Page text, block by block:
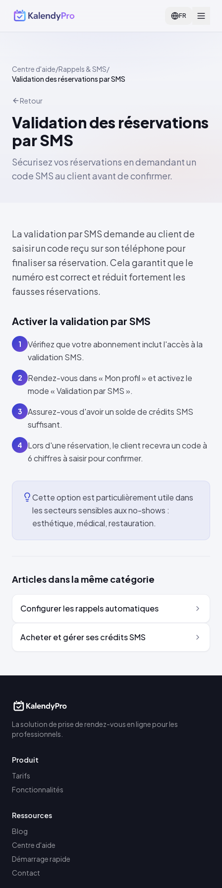
FR
Centre d'aide/Rappels & SMS/
Validation des réservations par SMS
Retour
Validation des réservations
par SMS
Sécurisez vos réservations en demandant un
code SMS au client avant de confirmer.
La validation par SMS demande au client de
saisir un code reçu sur son téléphone pour
finaliser sa réservation. Cela garantit que le
numéro est correct et réduit fortement les
fausses réservations.
Activer la validation par SMS
1
Vérifiez que votre abonnement inclut l'accès à la
validation SMS.
2
Rendez-vous dans « Mon profil » et activez le
mode « Validation par SMS ».
3
Assurez-vous d'avoir un solde de crédits SMS
suffisant.
4
Lors d'une réservation, le client recevra un code à
6 chiffres à saisir pour confirmer.
Cette option est particulièrement utile dans
les secteurs sensibles aux no-shows :
esthétique, médical, restauration.
Articles dans la même catégorie
Configurer les rappels automatiques
Acheter et gérer ses crédits SMS
La solution de prise de rendez-vous en ligne pour les
professionnels.
Produit
Tarifs
Fonctionnalités
Ressources
Blog
Centre d'aide
Démarrage rapide
Contact